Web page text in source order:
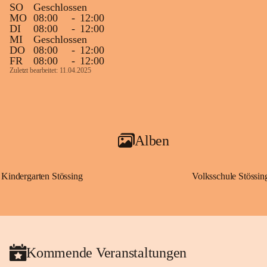
SO
Geschlossen
MO 08:00 - 12:00
DI
08:00 - 12:00
MI
Geschlossen
DO
08:00 - 12:00
FR
08:00 - 12:00
Zuletzt bearbeitet: 11.04.2025
Alben
Kindergarten Stössing Volksschule
Kommende Veranstaltungen